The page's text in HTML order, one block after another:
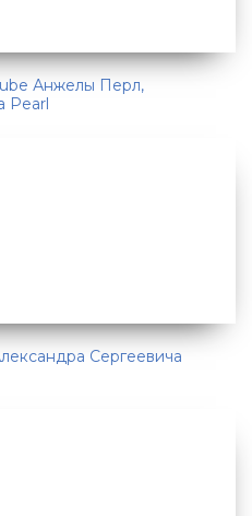
Анжелы Перл,
Pearl
Сергеевича